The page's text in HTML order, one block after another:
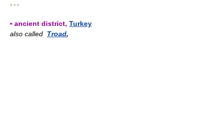
* * *
▪ ancient district, Turkey
also called Troad,